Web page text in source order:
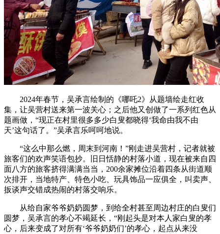
2024年春节，吴承言绘制的《哪吒2》从题墙绘走红收
集，让吴营村送来第一波关心；之后他又创做了一系列红色从
题画做，“现正在村里很多多少白叟都晓得‘我命由我不由
天’这句话了。”吴承言乐呵呵地说。
“这么中那么燃，周末到河南！”刚走进吴营村，记者就被
旅客们的欢声笑语包抄。旧日恬静的村落小道，现在被来自四
面八方的旅客挤得满满当当，200余家摊位沿着四条从街道顺
次排开，当地特产、特色小吃、玩具饰品一应俱全，叫卖声、
扳谈声交错成热闹的村落交响乐。
从给自家爷爷奶奶圆梦，到给全村甚至周边村庄的白叟们
圆梦，吴承言的孝心不竭延长，“刚起头是对本人家白叟的孝
心，后来变成了对所有‘爷爷奶奶们’的孝心，起点从来没